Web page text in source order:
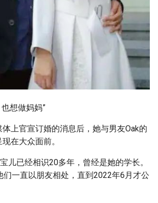
想做妈妈”
上官宣订婚的消息后，她与男友Oak的
在大众面前。
儿已经相识20多年，曾经是她的学长。
们一直以朋友相处，直到2022年6月才公